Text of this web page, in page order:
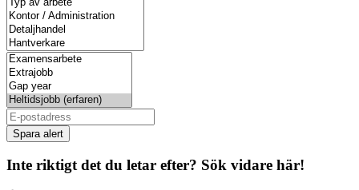
Spara alert
Inte riktigt det du letar efter? Sök vidare här!